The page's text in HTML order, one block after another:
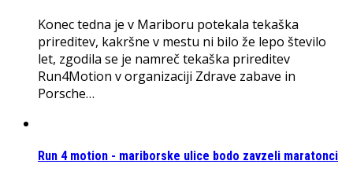
Konec tedna je v Mariboru potekala tekaška
prireditev, kakršne v mestu ni bilo že lepo število
let, zgodila se je namreč tekaška prireditev
Run4Motion v organizaciji Zdrave zabave in
Porsche…
Run 4 motion - mariborske ulice bodo zavzeli maratonci